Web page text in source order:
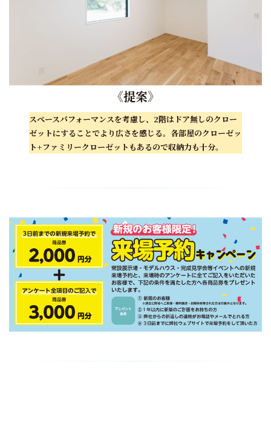
《提案》
スペースパフォーマンスを考慮し、2階はドア無しのクロー
ゼットにすることでより広さを感じる。各部屋のクローゼッ
ト+ファミリークローゼットもあるので収納力も十分。